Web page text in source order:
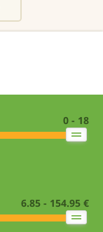
0 - 18
6.85 - 154.95 €